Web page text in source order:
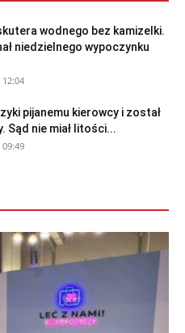
wodnego bez kamizelki.
niedzielnego wypoczynku
pijanemu kierowcy i został
Sąd nie miał litości...